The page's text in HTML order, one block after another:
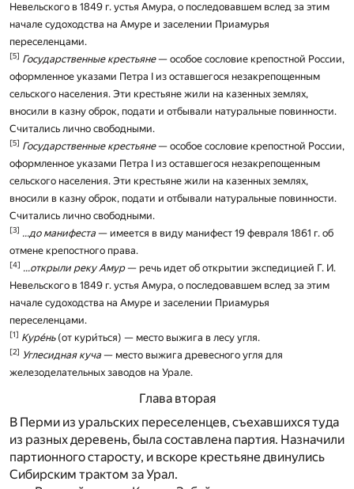
Невельского в 1849 г. устья Амура, о последовавшем вслед за этим
начале судоходства на Амуре и заселении Приамурья
переселенцами.
[5] Государственные крестьяне— особое сословие крепостной России,
оформленное указами Петра I из оставшегося незакрепощенным
сельского населения. Эти крестьяне жили на казенных землях,
вносили в казну оброк, подати и отбывали натуральные повинности.
Считались лично свободными.
[5] Государственные крестьяне— особое сословие крепостной России,
оформленное указами Петра I из оставшегося незакрепощенным
сельского населения. Эти крестьяне жили на казенных землях,
вносили в казну оброк, подати и отбывали натуральные повинности.
Считались лично свободными.
[3] ...до манифеста — имеется в виду манифест 19 февраля 1861 г. об
отмене крепостного права.
[4] ...открыли реку Амур— речь идет об открытии экспедицией Г. И.
Невельского в 1849 г. устья Амура, о последовавшем вслед за этим
начале судоходства на Амуре и заселении Приамурья
переселенцами.
[1] Курéнь(от кури́ться) — место выжига в лесу угля.
[2] Углесидная куча — место выжига древесного угля для
железоделательных заводов на Урале.
Глава вторая
В Перми из уральских переселенцев, съехавшихся туда
из разных деревень, была составлена партия. Назначили
партионного старосту, и вскоре крестьяне двинулись
Сибирским трактом за Урал.